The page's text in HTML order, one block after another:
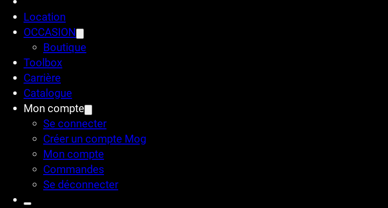
Location
OCCASION
Boutique
Toolbox
Carrière
Catalogue
Mon compte
Se connecter
Créer un compte Mog
Mon compte
Commandes
Se déconnecter